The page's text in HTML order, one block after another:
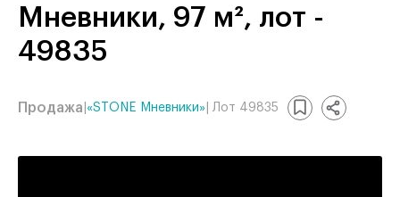
Мневники, 97 м², лот -
49835
Продажа «STONE Мневники» | Лот 49835